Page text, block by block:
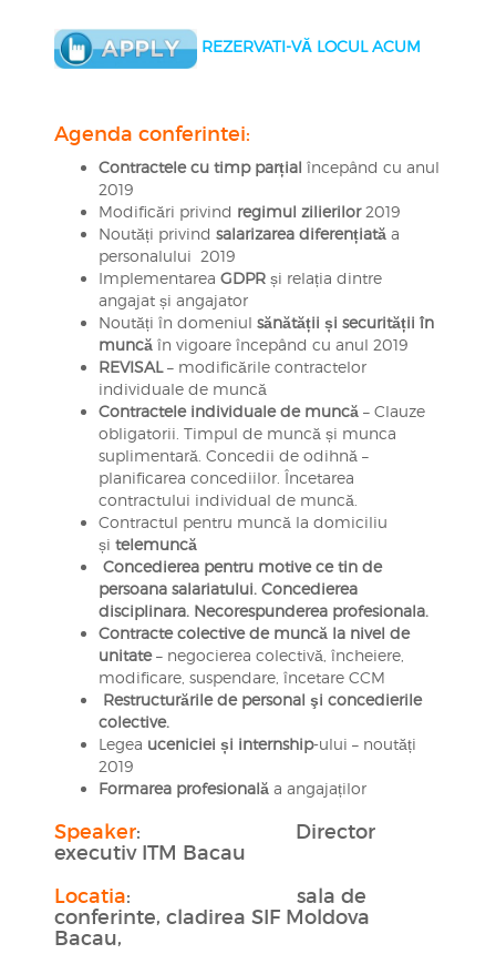
REZERVATI-VĂ LOCUL ACUM
Agenda conferintei:
Contractele cu timp parțial începând cu anul
2019
Modificări privind regimul zilierilor2019
Noutăți privind salarizarea diferențiatăa
personalului 2019
Implementarea GDPR și relația dintre
angajat și angajator
Noutăți în domeniul sănătății și securității în
muncăîn vigoare începând cu anul 2019
REVISAL– modificările contractelor
individuale de muncă
Contractele individuale de muncă– Clauze
obligatorii. Timpul de muncă și munca
suplimentară. Concedii de odihnă –
planificarea concediilor. Încetarea
contractului individual de muncă.
Contractul pentru muncă la domiciliu
și telemuncă
Concediereapentru motive ce tin de
persoana salariatului. Concedierea
disciplinara. Necorespunderea profesionala.
Contracte colective de muncă la nivel de
unitate– negocierea colectivă, încheiere,
modificare, suspendare, încetare CCM
Restructurările de personal şi concedierile
colective.
Legea uceniciei și internship-ului – noutăți
2019
Formarea profesionalăa angajaților
Speaker: Director
executiv ITM Bacau
Locatia: sala de
conferinte, cladirea SIF Moldova
Bacau,